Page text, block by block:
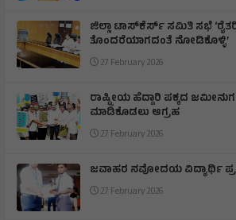
ಜಿಲ್ಲಾ ಟಾಸ್‌‌ಕೆರ್ಸ್ ಸಮಿತಿ ಸಭೆ
ತೊಂದರೆಯಾಗದಂತೆ ನೋಡಿಕೊಳ್ಳಿ’
27 February 2026
ರಾಷ್ಟ್ರೀಯ ಹೆದ್ದಾರಿ ಪಕ್ಕದ
ಮಾಡಿಕೊಡಲು ಆಗ್ರಹ
27 February 2026
ಜವಾಹರ ನವೋದಯ ವಿದ್ಯಾರ್ಥಿ
27 February 2026